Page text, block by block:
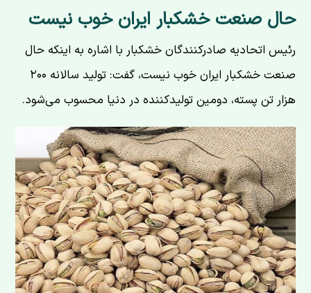
حال صنعت خشکبار ایران خوب نیست
رئیس اتحادیه صادرکنندگان خشکبار با اشاره به اینکه حال
صنعت خشکبار ایران خوب نیست، گفت: تولید سالانه ۲۰۰
هزار تن پسته، دومین تولیدکننده در دنیا محسوب می‌شود.